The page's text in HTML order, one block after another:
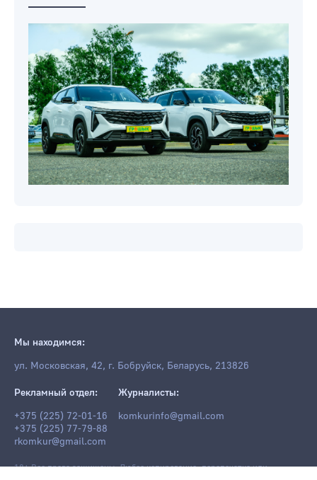
Мы находимся:
ул. Московская, 42, г. Бобруйск, Беларусь, 213826
Рекламный отдел:
+375 (225) 72-01-16
+375 (225) 77-79-88
rkomkur@gmail.com
Журналисты:
komkurinfo@gmail.com
18+ Все права защищены. Любое копирование, перепечатка или